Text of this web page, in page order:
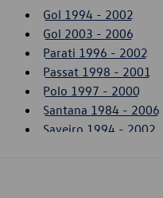
Gol 1994 - 2002
Gol 2003 - 2006
Parati 1996 - 2002
Passat 1998 - 2001
Polo 1997 - 2000
Santana 1984 - 2006
Saveiro 1994 - 2002